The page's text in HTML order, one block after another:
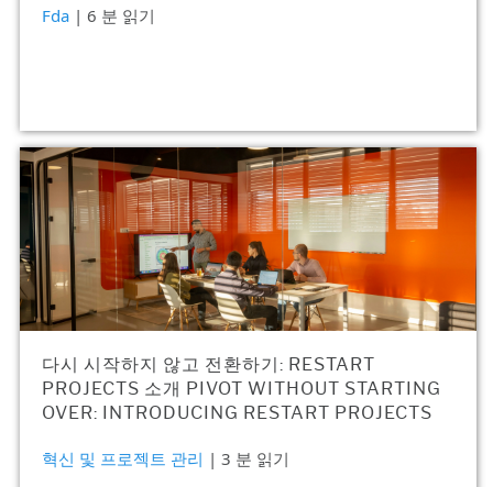
Fda | 6 분 읽기
다시 시작하지 않고 전환하기: RESTART
PROJECTS 소개 PIVOT WITHOUT STARTING
OVER: INTRODUCING RESTART PROJECTS
혁신 및 프로젝트 관리 | 3 분 읽기